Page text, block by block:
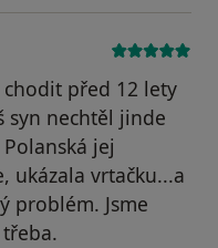
před 12 lety
syn nechtěl jinde
jej
ukázala vrtačku...a
problém. Jsme